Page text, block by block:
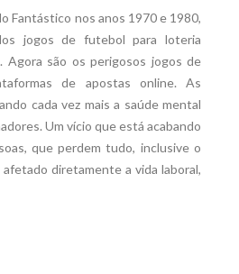
Fantástico nos anos 1970 e 1980,
jogos de futebol para loteria
Agora são os perigosos jogos de
de apostas online. As
cada vez mais a saúde mental
Um vício que está acabando
que perdem tudo, inclusive o
diretamente a vida laboral,